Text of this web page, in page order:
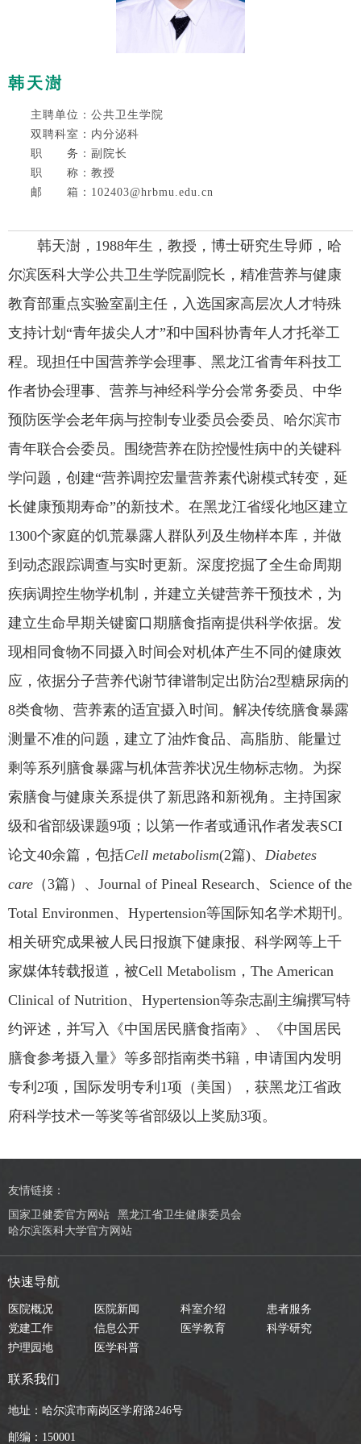
韩天澍
主聘单位：公共卫生学院
双聘科室：内分泌科
职 务：副院长
职 称：教授
邮 箱：102403@hrbmu.edu.cn
韩天澍，1988年生，教授，博士研究生导师，哈
尔滨医科大学公共卫生学院副院长，精准营养与健康
教育部重点实验室副主任，入选国家高层次人才特殊
支持计划“青年拔尖人才”和中国科协青年人才托举工
程。现担任中国营养学会理事、黑龙江省青年科技工
作者协会理事、营养与神经科学分会常务委员、中华
预防医学会老年病与控制专业委员会委员、哈尔滨市
青年联合会委员。围绕营养在防控慢性病中的关键科
学问题，创建“营养调控宏量营养素代谢模式转变，延
长健康预期寿命”的新技术。在黑龙江省绥化地区建立
1300个家庭的饥荒暴露人群队列及生物样本库，并做
到动态跟踪调查与实时更新。深度挖掘了全生命周期
疾病调控生物学机制，并建立关键营养干预技术，为
建立生命早期关键窗口期膳食指南提供科学依据。发
现相同食物不同摄入时间会对机体产生不同的健康效
应，依据分子营养代谢节律谱制定出防治2型糖尿病的
8类食物、营养素的适宜摄入时间。解决传统膳食暴露
测量不准的问题，建立了油炸食品、高脂肪、能量过
剩等系列膳食暴露与机体营养状况生物标志物。为探
索膳食与健康关系提供了新思路和新视角。主持国家
级和省部级课题9项；以第一作者或通讯作者发表SCI
论文40余篇，包括Cell metabolism(2篇)、 Diabetes
care （3篇）、Journal of Pineal Research、Science of the
Total Environmen、Hypertension等国际知名学术期刊。
相关研究成果被人民日报旗下健康报、科学网等上千
家媒体转载报道，被Cell Metabolism，The American
Clinical of Nutrition、Hypertension等杂志副主编撰写特
约评述，并写入《中国居民膳食指南》、《中国居民
膳食参考摄入量》等多部指南类书籍，申请国内发明
专利2项，国际发明专利1项（美国），获黑龙江省政
府科学技术一等奖等省部级以上奖励3项。
友情链接：
国家卫健委官方网站
黑龙江省卫生健康委员会
哈尔滨医科大学官方网站
快速导航
医院概况 医院新闻 科室介绍
患者服务
党建工作
信息公开 医学教育
科学研究
护理园地
医学科普
联系我们
地址：哈尔滨市南岗区学府路246号
邮编：150001